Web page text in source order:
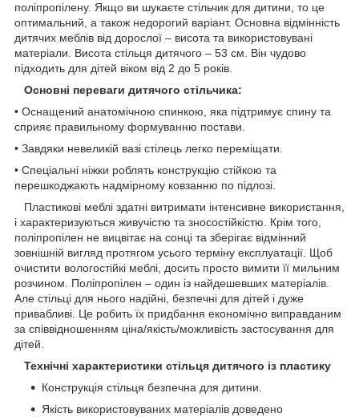
поліпропілену. Якщо ви шукаєте стільчик для дитини, то це
оптимальний, а також недорогий варіант. Основна відмінність
дитячих меблів від дорослої – висота та використовувані
матеріали. Висота стільця дитячого – 53 см. Він чудово
підходить для дітей віком від 2 до 5 років.
Основні переваги дитячого стільчика:
• Оснащений анатомічною спинкою, яка підтримує спину та
сприяє правильному формуванню постави.
• Завдяки невеликій вазі стілець легко переміщати.
• Спеціальні ніжки роблять конструкцію стійкою та
перешкоджають надмірному ковзанню по підлозі.
Пластикові меблі здатні витримати інтенсивне використання,
і характеризуються живучістю та зносостійкістю. Крім того,
поліпропілен не вицвітає на сонці та зберігає відмінний
зовнішній вигляд протягом усього терміну експлуатації. Щоб
очистити вологостійкі меблі, досить просто вимити її мильним
розчином. Поліпропілен – один із найдешевших матеріалів.
Але стільці для нього надійні, безпечні для дітей і дуже
привабливі. Це робить їх придбання економічно виправданим
за співвідношенням ціна/якість/можливість застосування для
дітей.
Технічні характеристики стільця дитячого із пластику
Конструкція стільця безпечна для дитини.
Якість використовуваних матеріалів доведено